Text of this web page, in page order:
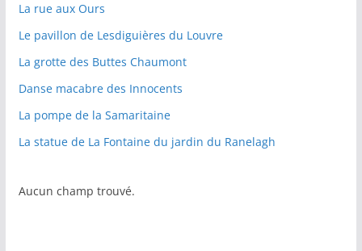
La rue aux Ours
Le pavillon de Lesdiguières du Louvre
La grotte des Buttes Chaumont
Danse macabre des Innocents
La pompe de la Samaritaine
La statue de La Fontaine du jardin du Ranelagh
Aucun champ trouvé.